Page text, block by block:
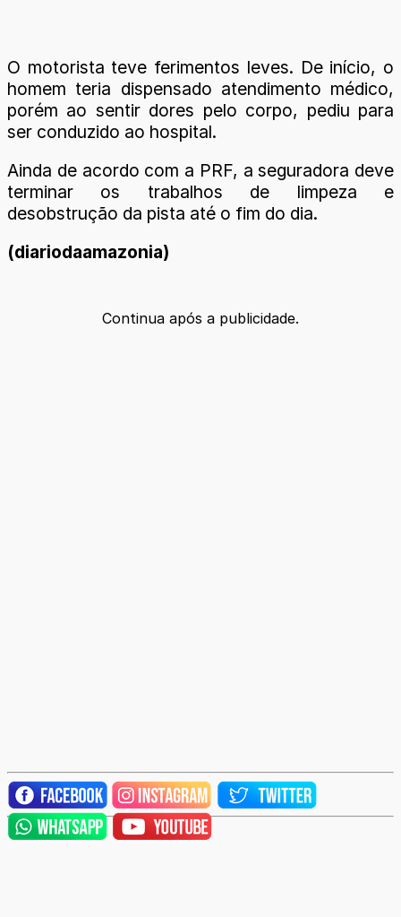
O motorista teve ferimentos leves. De início, o
homem teria dispensado atendimento médico,
porém ao sentir dores pelo corpo, pediu para
ser conduzido ao hospital.
Ainda de acordo com a PRF, a seguradora deve
terminar os trabalhos de limpeza e
desobstrução da pista até o fim do dia.
(diariodaamazonia)
Continua após a publicidade.